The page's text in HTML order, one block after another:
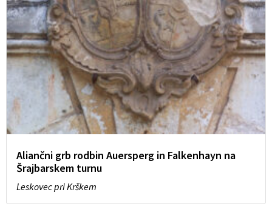
Aliančni grb rodbin Auersperg in Falkenhayn na
Šrajbarskem turnu
Leskovec pri Krškem